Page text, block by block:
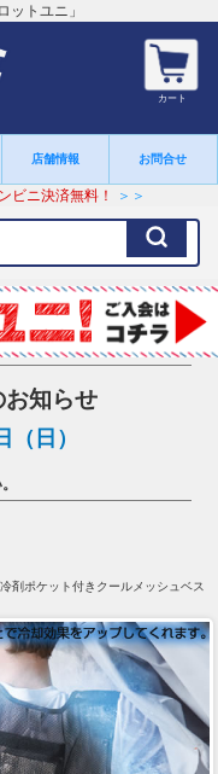
トユニ」
カート
店舗情報 お問合せ
ビニ決済無料！ ＞＞
知らせ
日）
剤ポケット付きクールメッシュベス